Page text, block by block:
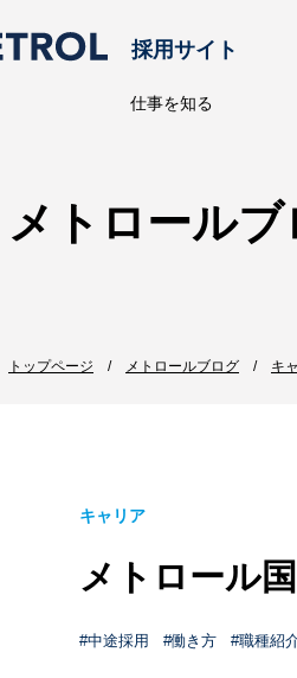
採用サイト
仕事を知る
メトロールブ
トップページ メトロールブログ キ
キャリア
メトロール
中途採用 働き方 職種紹